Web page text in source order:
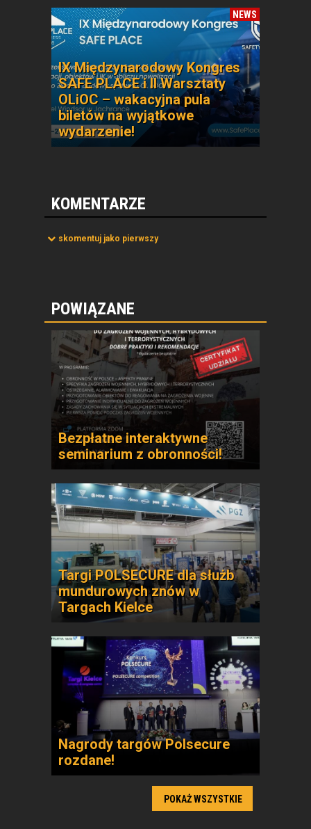
NEWS
IX Międzynarodowy Kongres
SAFE PLACE i II Warsztaty
OLiOC – wakacyjna pula
biletów na wyjątkowe
wydarzenie!
KOMENTARZE
skomentuj jako pierwszy
POWIĄZANE
Bezpłatne interaktywne
seminarium z obronności!
Targi POLSECURE dla służb
mundurowych znów w
Targach Kielce
Nagrody targów Polsecure
rozdane!
POKAŻ WSZYSTKIE